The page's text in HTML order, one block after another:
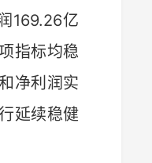
169.26亿
指标均稳
净利润实
延续稳健